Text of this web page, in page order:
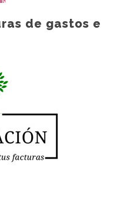
de gastos e